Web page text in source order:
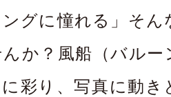
グに憧れる」そん
か？風船（バルー
彩り、写真に動き